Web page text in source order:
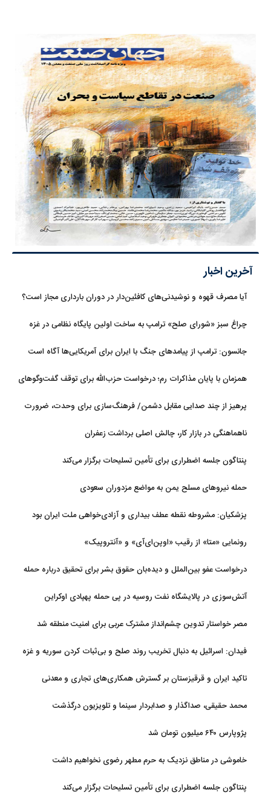
آخرین اخبار
آیا مصرف قهوه و نوشیدنی‌های کافئین‌دار در دوران بارداری مجاز است؟
چراغ سبز «شورای صلح» ترامپ به ساخت اولین پایگاه نظامی در غزه
جانسون: ترامپ از پیامدهای جنگ با ایران برای آمریکایی‌ها آگاه است
همزمان با پایان مذاکرات رم؛ درخواست حزب‌الله برای توقف گفت‌وگوهای
پرهیز از چند صدایی مقابل دشمن/ فرهنگ‌سازی برای وحدت، ضرورت
ناهماهنگی در بازار کار، چالش اصلی برداشت زعفران
پنتاگون جلسه اضطراری برای تأمین تسلیحات برگزار می‌کند
حمله نیروهای مسلح یمن به مواضع مزدوران سعودی
پزشکیان: مشروطه نقطه عطف بیداری و آزادی‌خواهی ملت ایران بود
رونمایی «متا» از رقیب «اوپن‌ای‌آی» و «آنتروپیک»
درخواست عفو بین‌الملل و دیده‌بان حقوق بشر برای تحقیق درباره حمله
آتش‌سوزی در پالایشگاه نفت روسیه در پی حمله پهپادی اوکراین
مصر خواستار تدوین چشم‌انداز مشترک عربی برای امنیت منطقه شد
فیدان: اسرائیل به دنبال تخریب روند صلح و بی‌ثبات کردن سوریه و غزه
تاکید ایران و قرقیزستان بر گسترش همکاری‌های تجاری و معدنی
محمد حقیقی، صداگذار و صدابردار سینما و تلویزیون درگذشت
پژوپارس ۶۴۰ میلیون تومان شد
خاموشی در مناطق نزدیک به حرم مطهر رضوی نخواهیم داشت
پنتاگون جلسه اضطراری برای تأمین تسلیحات برگزار می‌کند